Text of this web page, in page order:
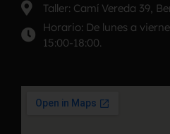
Taller: Camí Vereda 39,
Horario: De lunes a
15:00-18:00.